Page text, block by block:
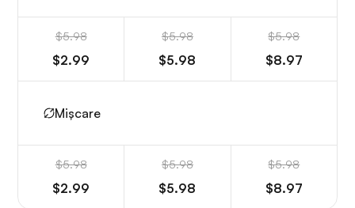
$5.98
$2.99
$5.98
$5.98
$5.98
$8.97
Mișcare
$5.98
$2.99
$5.98
$5.98
$5.98
$8.97